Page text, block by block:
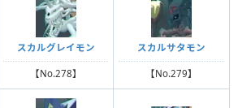
スカルグレイモン
【No.278】
スカルサタモン
【No.279】